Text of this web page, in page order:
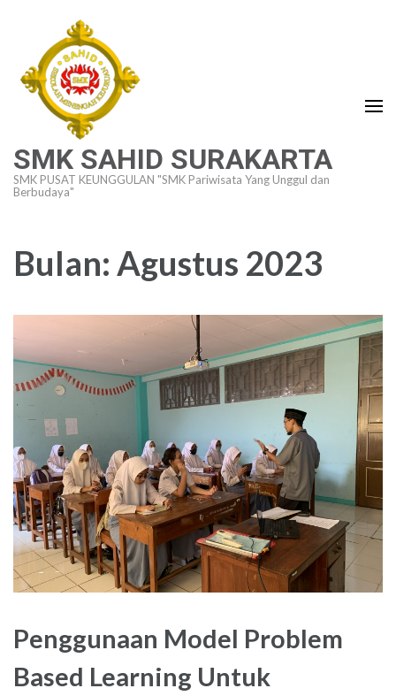
konten
(Tekan
Enter)
SMK SAHID SURAKARTA
SMK PUSAT KEUNGGULAN "SMK Pariwisata Yang Unggul dan
Berbudaya"
Bulan: Agustus 2023
Penggunaan Model Problem
Based Learning Untuk